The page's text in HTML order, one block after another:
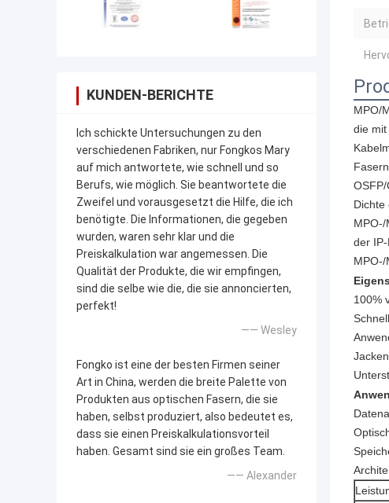
KUNDEN-BERICHTE
Ich schickte Untersuchungen zu den
verschiedenen Fabriken, nur Fongkos Mary
auf mich antwortete, wie schnell und so
Berufs, wie möglich. Sie beantwortete die
Zweifel und vorausgesetzt die Hilfe, die ich
benötigte. Die Informationen, die gegeben
wurden, waren sehr klar und die
Preiskalkulation war angemessen. Die
Qualität der Produkte, die wir empfingen,
sind die selbe wie die, die sie annoncierten,
perfekt!
—— Wesley
Fongko ist eine der besten Firmen seiner
Art in China, werden die breite Palette von
Produkten aus optischen Fasern, die sie
haben, selbst produziert, also bedeutet es,
dass sie einen Preiskalkulationsvorteil
haben. Gesamt sind sie ein großes Team.
—— Alexander
MPO/
die
Dichte
der
100%